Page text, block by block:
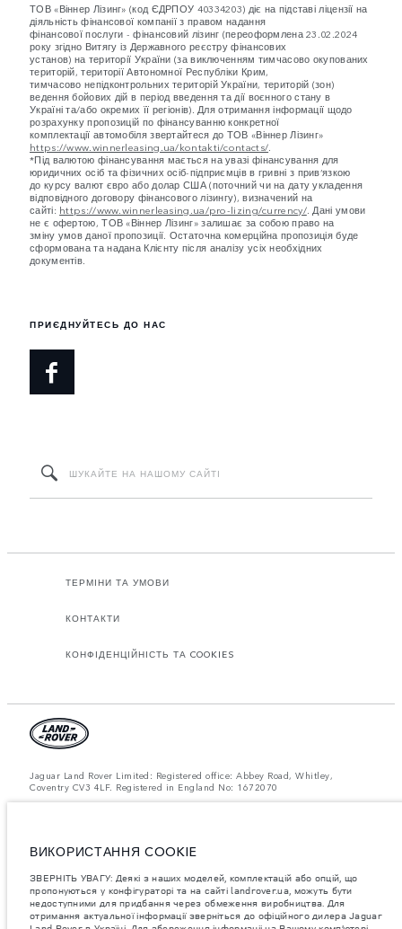
ТОВ «Віннер Лізинг» (код ЄДРПОУ 40334203) діє на підставі ліцензії на
діяльність фінансової компанії з правом надання
фінансової послуги - фінансовий лізинг (переоформлена 23.02.2024
року згідно Витягу із Державного реєстру фінансових
установ) на території України (за виключенням тимчасово окупованих
територій, території Автономної Республіки Крим,
тимчасово непідконтрольних територій України, територій (зон)
ведення бойових дій в період введення та дії воєнного стану в
Україні та/або окремих її регіонів). Для отримання інформації щодо
розрахунку пропозицій по фінансуванню конкретної
комплектації автомобіля звертайтеся до ТОВ «Віннер Лізинг»
https://www.winnerleasing.ua/kontakti/contacts/.
*Під валютою фінансування мається на увазі фінансування для
юридичних осіб та фізичних осіб-підприємців в гривні з прив’язкою
до курсу валют євро або долар США (поточний чи на дату укладення
відповідного договору фінансового лізингу), визначений на
сайті: https://www.winnerleasing.ua/pro-lizing/currency/. Дані умови
не є офертою, ТОВ «Віннер Лізинг» залишає за собою право на
зміну умов даної пропозиції. Остаточна комерційна пропозиція буде
сформована та надана Клієнту після аналізу усіх необхідних
документів.
ПРИЄДНУЙТЕСЬ ДО НАС
ТЕРМІНИ ТА УМОВИ
КОНТАКТИ
КОНФІДЕНЦІЙНІСТЬ ТА COOKIES
Jaguar Land Rover Limited: Registered office: Abbey Road, Whitley,
Coventry CV3 4LF. Registered in England No: 1672070
отримання актуальної інформації зверніться до офіційного дилера
Jaguar Land Rover в Україні.
Важливе зауваження щодо зображень та специфікацій.Глобальний
дефіцит напівпровідників наразі впливає на специфікації збірки,
доступність опцій і терміни виготовлення автомобілів. Це дуже
динамічна ситуація, і, як наслідок, зображення, які зараз
ВИКОРИСТАННЯ COOKIE
ЗВЕРНІТЬ УВАГУ: Деякі з наших моделей, комплектацій або опцій, що
пропонуються у конфігураторі та на сайті landrover.ua, можуть бути
недоступними для придбання через обмеження виробництва. Для
отримання актуальної інформації зверніться до офіційного дилера Jaguar